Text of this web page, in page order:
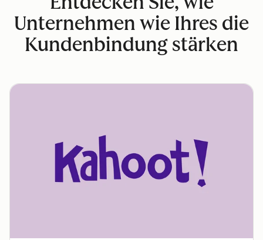
Unternehmen wie Ihres die
Kundenbindung stärken